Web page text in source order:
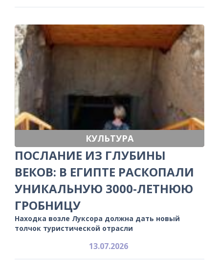
КУЛЬТУРА
ПОСЛАНИЕ ИЗ ГЛУБИНЫ
ВЕКОВ: В ЕГИПТЕ РАСКОПАЛИ
УНИКАЛЬНУЮ 3000-ЛЕТНЮЮ
ГРОБНИЦУ
Находка возле Луксора должна дать новый
толчок туристической отрасли
13.07.2026